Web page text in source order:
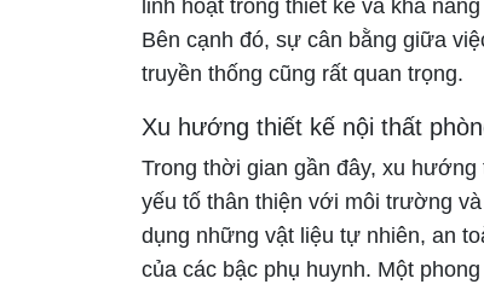
linh hoạt trong thiết kế và khả
Bên cạnh đó, sự cân bằng giữa
truyền thống cũng rất quan trọng.
Xu hướng thiết kế nội thất
Trong thời gian gần đây, xu
yếu tố thân thiện với môi trường
dụng những vật liệu tự nhiên, an
của các bậc phụ huynh. Một